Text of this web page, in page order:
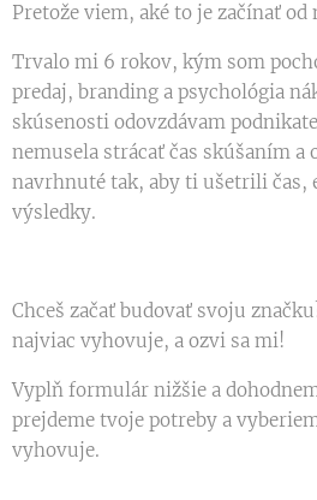
Pretože viem, aké to je začínať od
Trvalo mi 6 rokov, kým som
predaj, branding a psychológia
skúsenosti odovzdávam
nemusela strácať čas skúšaním
navrhnuté tak, aby ti ušetrili čas,
výsledky.
Chceš začať budovať svoju
najviac vyhovuje, a ozvi sa mi!
Vyplň formulár nižšie a
prejdeme tvoje potreby a
vyhovuje.